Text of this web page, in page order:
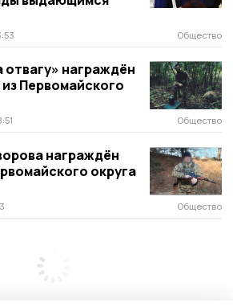
Общество
награждён
Первомайского
Общество
награждён
округа
Общество